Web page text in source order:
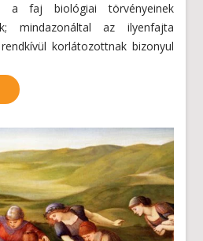
a faj biológiai törvényeinek
mindazonáltal az ilyenfajta
korlátozottnak bizonyul